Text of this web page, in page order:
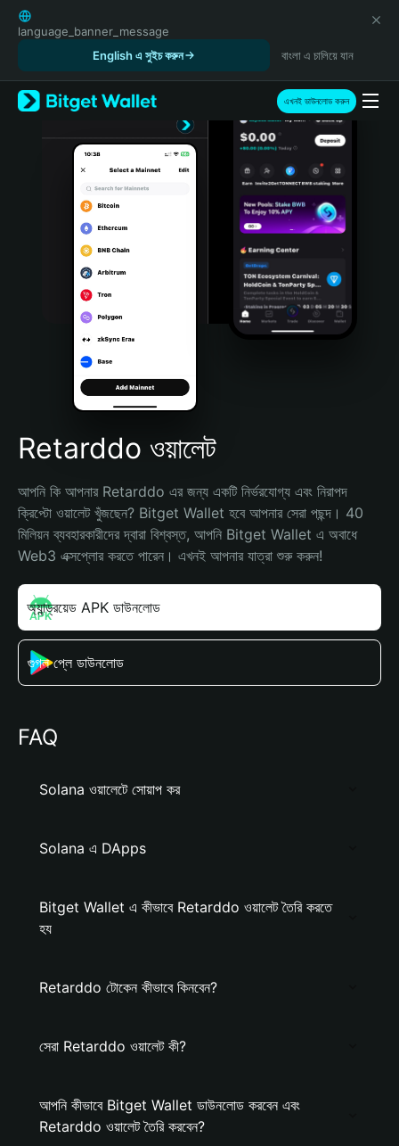
English
日本語
Русский
Español (Latinoamérica)
Türkçe
Português (Portugal)
Bahasa Indonesia
Português (Brasil)
Español (Argentina)
language_banner_message
English এ সুইচ করুন
বাংলা এ চালিয়ে যান
এখনই ডাউনলোড করুন
Retarddo ওয়ালেট
আপনি কি আপনার Retarddo এর জন্য একটি নির্ভরযোগ্য এবং নিরাপদ
ক্রিপ্টো ওয়ালেট খুঁজছেন? Bitget Wallet হবে আপনার সেরা পছন্দ। 40
মিলিয়ন ব্যবহারকারীদের দ্বারা বিশ্বস্ত, আপনি Bitget Wallet এ অবাধে
Web3 এক্সপ্লোর করতে পারেন। এখনই আপনার যাত্রা শুরু করুন!
অ্যান্ড্রয়েড APK ডাউনলোড
গুগল প্লে ডাউনলোড
FAQ
Solana ওয়ালেটে সোয়াপ কর
Solana এ DApps
Bitget Wallet এ কীভাবে Retarddo ওয়ালেট তৈরি করতে
হয
Retarddo টোকেন কীভাবে কিনবেন?
সেরা Retarddo ওয়ালেট কী?
আপনি কীভাবে Bitget Wallet ডাউনলোড করবেন এবং
Retarddo ওয়ালেট তৈরি করবেন?